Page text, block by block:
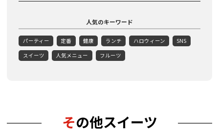
人気のキーワード
パーティー 定番 健康 ランチ ハロウィーン SNS
スイーツ 人気メニュー フルーツ
その他スイーツ